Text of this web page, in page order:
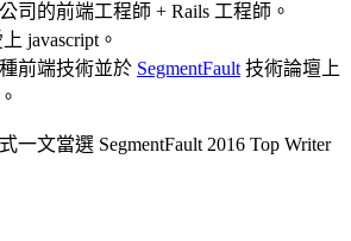
司的前端工程師 + Rails 工程師。
javascript。
前端技術並於 SegmentFault 技術論壇上
一文當選 SegmentFault 2016 Top Writer